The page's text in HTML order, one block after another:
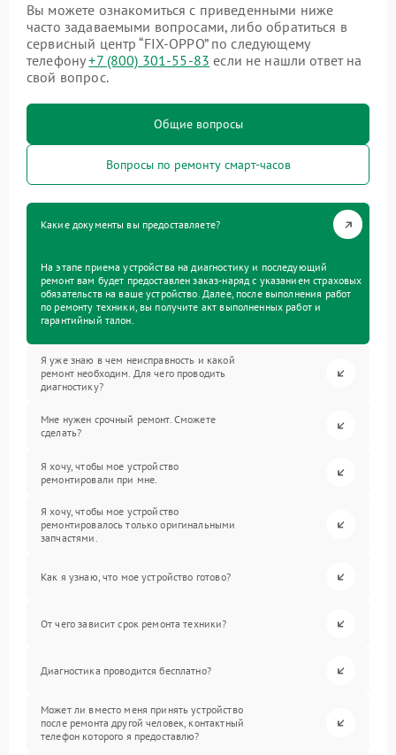
Вы можете ознакомиться с приведенными ниже
часто задаваемыми вопросами, либо обратиться в
сервисный центр “FIX-OPPO” по следующему
телефону+7 (800) 301-55-83 если не нашли ответ на
свой вопрос.
Общие вопросы
Вопросы по ремонту смарт-часов
Какие документы вы предоставляете?
На этапе приема устройства на диагностику и последующий
ремонт вам будет предоставлен заказ-наряд с указанием страховых
обязательств на ваше устройство. Далее, после выполнения работ
по ремонту техники, вы получите акт выполненных работ и
гарантийный талон.
Я уже знаю в чем неисправность и какой
ремонт необходим. Для чего проводить
диагностику?
Мне нужен срочный ремонт. Сможете
сделать?
Я хочу, чтобы мое устройство
ремонтировали при мне.
Я хочу, чтобы мое устройство
ремонтировалось только оригинальными
запчастями.
Как я узнаю, что мое устройство готово?
От чего зависит срок ремонта техники?
Диагностика проводится бесплатно?
Может ли вместо меня принять устройство
после ремонта другой человек, контактный
телефон которого я предоставлю?